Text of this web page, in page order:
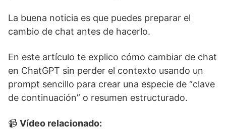
La buena noticia es que puedes preparar el
cambio de chat antes de hacerlo.
En este artículo te explico cómo cambiar de chat
en ChatGPT sin perder el contexto usando un
prompt sencillo para crear una especie de “clave
de continuación” o resumen estructurado.
📹 Vídeo relacionado: